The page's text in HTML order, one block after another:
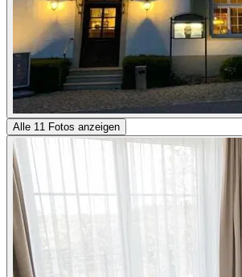
Alle 11 Fotos anzeigen